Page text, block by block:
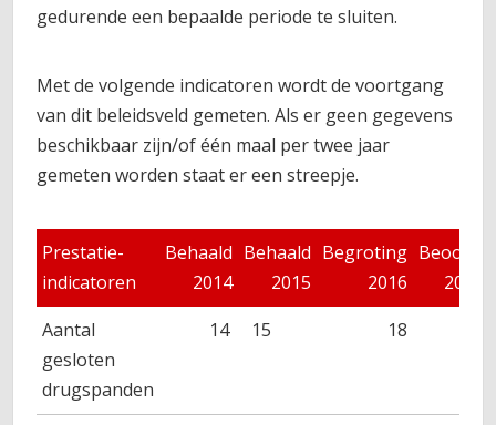
gedurende een bepaalde periode te sluiten.
Met de volgende indicatoren wordt de voortgang
van dit beleidsveld gemeten. Als er geen gegevens
beschikbaar zijn/of één maal per twee jaar
gemeten worden staat er een streepje.
Prestatie-
indicatoren
Behaald
2014
Behaald
2015
Begroting
2016
Beoogd
2017
Aantal
gesloten
drugspanden
14 15 18